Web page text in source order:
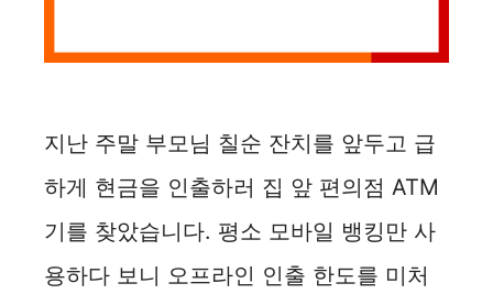
지난 주말 부모님 칠순 잔치를 앞두고 급
하게 현금을 인출하러 집 앞 편의점 ATM
기를 찾았습니다. 평소 모바일 뱅킹만 사
용하다 보니 오프라인 인출 한도를 미처